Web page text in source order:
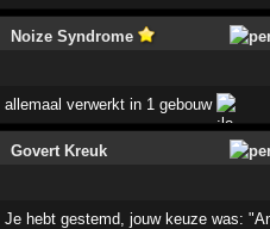
Noize Syndrome
allemaal verwerkt in 1 gebouw
Govert Kreuk
Je hebt gestemd, jouw keuze was: